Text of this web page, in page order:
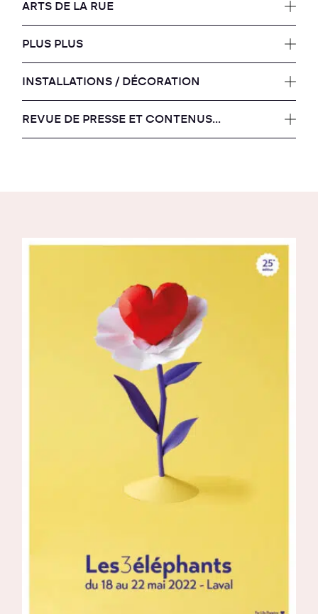
ARTS DE LA RUE
PLUS PLUS
INSTALLATIONS / DÉCORATION
REVUE DE PRESSE ET CONTENUS...